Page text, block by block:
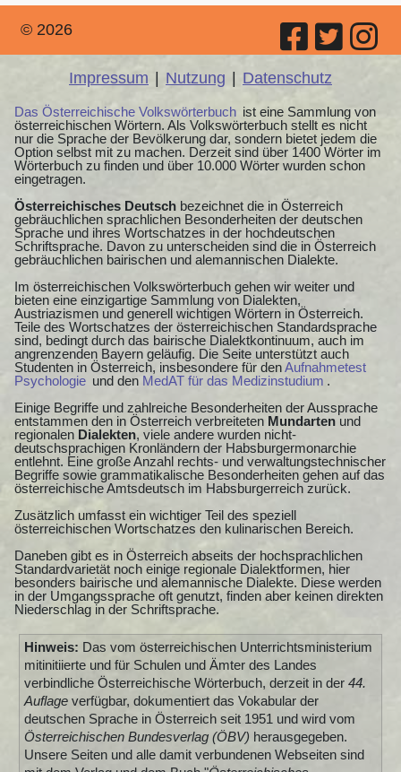
© 2026
Impressum | Nutzung | Datenschutz
Das Österreichische Volkswörterbuch ist eine Sammlung von
österreichischen Wörtern. Als Volkswörterbuch stellt es nicht
nur die Sprache der Bevölkerung dar, sondern bietet jedem die
Option selbst mit zu machen. Derzeit sind über 1400 Wörter im
Wörterbuch zu finden und über 10.000 Wörter wurden schon
eingetragen.
Österreichisches Deutsch bezeichnet die in Österreich
gebräuchlichen sprachlichen Besonderheiten der deutschen
Sprache und ihres Wortschatzes in der hochdeutschen
Schriftsprache. Davon zu unterscheiden sind die in Österreich
gebräuchlichen bairischen und alemannischen Dialekte.
Im österreichischen Volkswörterbuch gehen wir weiter und
bieten eine einzigartige Sammlung von Dialekten,
Austriazismen und generell wichtigen Wörtern in Österreich.
Teile des Wortschatzes der österreichischen Standardsprache
sind, bedingt durch das bairische Dialektkontinuum, auch im
angrenzenden Bayern geläufig. Die Seite unterstützt auch
Studenten in Österreich, insbesondere für denAufnahmetest
Psychologie und den MedAT für das Medizinstudium .
Einige Begriffe und zahlreiche Besonderheiten der Aussprache
entstammen den in Österreich verbreiteten Mundarten und
regionalen Dialekten, viele andere wurden nicht-
deutschsprachigen Kronländern der Habsburgermonarchie
entlehnt. Eine große Anzahl rechts- und verwaltungstechnischer
Begriffe sowie grammatikalische Besonderheiten gehen auf das
österreichische Amtsdeutsch im Habsburgerreich zurück.
Zusätzlich umfasst ein wichtiger Teil des speziell
österreichischen Wortschatzes den kulinarischen Bereich.
Daneben gibt es in Österreich abseits der hochsprachlichen
Standardvarietät noch einige regionale Dialektformen, hier
besonders bairische und alemannische Dialekte. Diese werden
in der Umgangssprache oft genutzt, finden aber keinen direkten
Niederschlag in der Schriftsprache.
Hinweis: Das vom österreichischen Unterrichtsministerium
mitinitiierte und für Schulen und Ämter des Landes
verbindliche Österreichische Wörterbuch, derzeit in der 44.
Auflageverfügbar, dokumentiert das Vokabular der
deutschen Sprache in Österreich seit 1951 und wird vom
Österreichischen Bundesverlag (ÖBV) herausgegeben.
Unsere Seiten und alle damit verbundenen Webseiten sind